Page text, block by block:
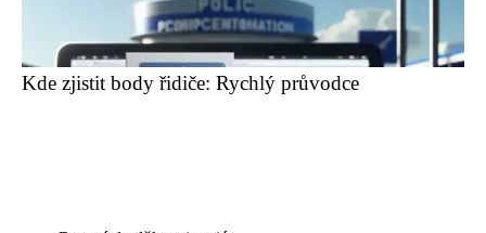
Kde zjistit body řidiče: Rychlý průvodce